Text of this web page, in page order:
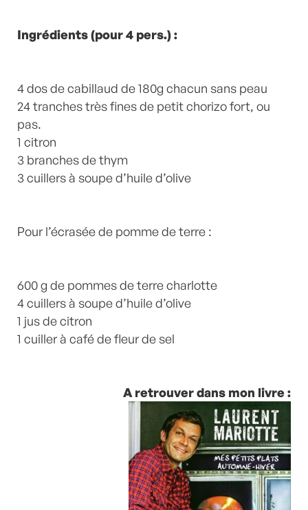
Posté à 11:50hin- Recette -,Cabillaud
Ingrédients (pour 4 pers.) :
4 dos de cabillaud de 180g chacun sans peau
24 tranches très fines de petit chorizo fort, ou
pas.
1 citron
3 branches de thym
3 cuillers à soupe d’huile d’olive
Pour l’écrasée de pomme de terre :
600 g de pommes de terre charlotte
4 cuillers à soupe d’huile d’olive
1 jus de citron
1 cuiller à café de fleur de sel
A retrouver dans mon livre :